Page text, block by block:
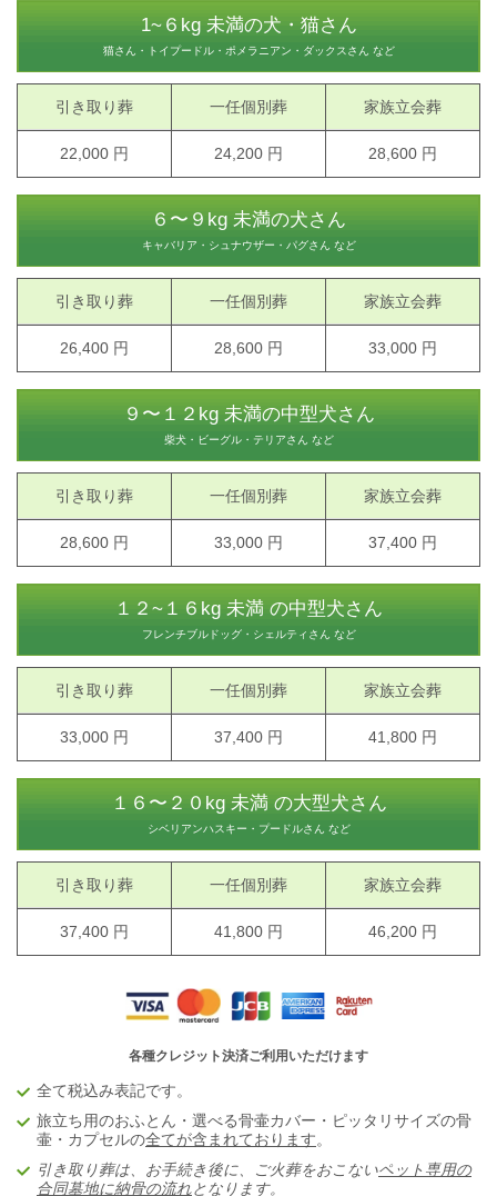
1~６kg 未満の犬・猫さん
猫さん・トイプードル・ポメラニアン・ダックスさん など
引き取り葬 一任個別葬 家族立会葬
22,000 円 24,200 円 28,600 円
６〜９kg 未満の犬さん
キャバリア・シュナウザー・パグさん など
引き取り葬 一任個別葬 家族立会葬
26,400 円 28,600 円 33,000 円
９〜１２kg 未満の中型犬さん
柴犬・ビーグル・テリアさん など
引き取り葬 一任個別葬 家族立会葬
28,600 円 33,000 円 37,400 円
１２~１６kg 未満 の中型犬さん
フレンチブルドッグ・シェルティさん など
引き取り葬 一任個別葬 家族立会葬
33,000 円 37,400 円 41,800 円
１６〜２０kg 未満 の大型犬さん
シベリアンハスキー・プードルさん など
引き取り葬 一任個別葬 家族立会葬
37,400 円 41,800 円 46,200 円
各種クレジット決済ご利用いただけます
全て税込み表記です。
旅立ち用のおふとん・選べる骨壷カバー・ピッタリサイズの骨
壷・カプセルの全てが含まれております。
引き取り葬は、お手続き後に、ご火葬をおこないペット専用の
合同墓地に納骨の流れとなります。